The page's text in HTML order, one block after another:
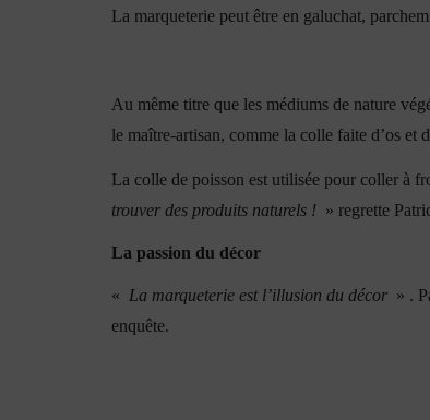
La marqueterie peut être en galuchat,
Au même titre que les médiums de nature
le maître-artisan, comme la colle faite d’os
La colle de poisson est utilisée pour coller à
trouver des produits naturels ! » regrette
La passion du décor
« La marqueterie est l’illusion du décor » .
enquête.